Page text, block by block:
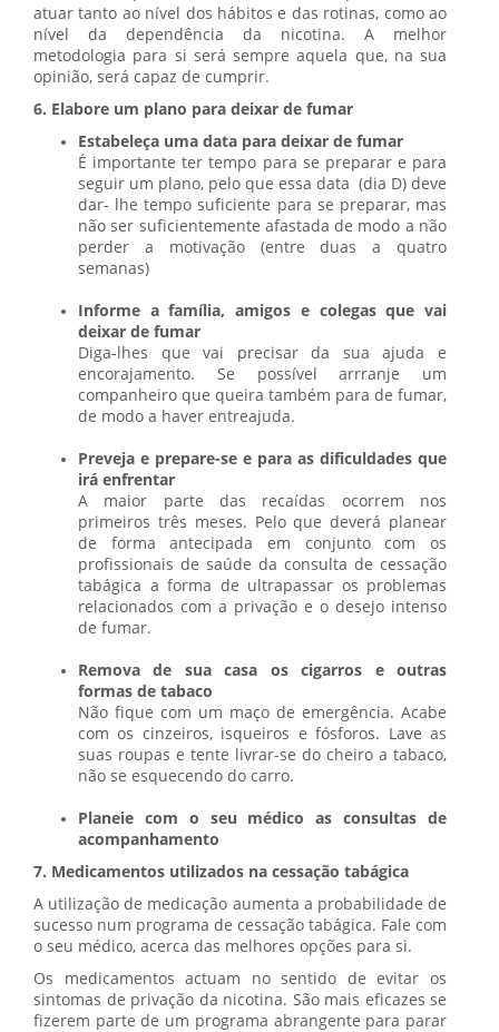
atuar tanto ao nível dos hábitos e das rotinas, como ao
nível da dependência da nicotina. A melhor
metodologia para si será sempre aquela que, na sua
opinião, será capaz de cumprir.
6. Elabore um plano para deixar de fumar
Estabeleça uma data para deixar de fumar
É importante ter tempo para se preparar e para
seguir um plano, pelo que essa data (dia D) deve
dar- lhe tempo suficiente para se preparar, mas
não ser suficientemente afastada de modo a não
perder a motivação (entre duas a quatro
semanas)
Informe a família, amigos e colegas que vai
deixar de fumar
Diga-lhes que vai precisar da sua ajuda e
encorajamento. Se possível arrranje um
companheiro que queira também para de fumar,
de modo a haver entreajuda.
Preveja e prepare-se e para as dificuldades que
irá enfrentar
A maior parte das recaídas ocorrem nos
primeiros três meses. Pelo que deverá planear
de forma antecipada em conjunto com os
profissionais de saúde da consulta de cessação
tabágica a forma de ultrapassar os problemas
relacionados com a privação e o desejo intenso
de fumar.
Remova de sua casa os cigarros e outras
formas de tabaco
Não fique com um maço de emergência. Acabe
com os cinzeiros, isqueiros e fósforos. Lave as
suas roupas e tente livrar-se do cheiro a tabaco,
não se esquecendo do carro.
Planeie com o seu médico as consultas de
acompanhamento
7. Medicamentos utilizados na cessação tabágica
A utilização de medicação aumenta a probabilidade de
sucesso num programa de cessação tabágica. Fale com
o seu médico, acerca das melhores opções para si.
Os medicamentos actuam no sentido de evitar os
sintomas de privação da nicotina. São mais eficazes se
fizerem parte de um programa abrangente para parar